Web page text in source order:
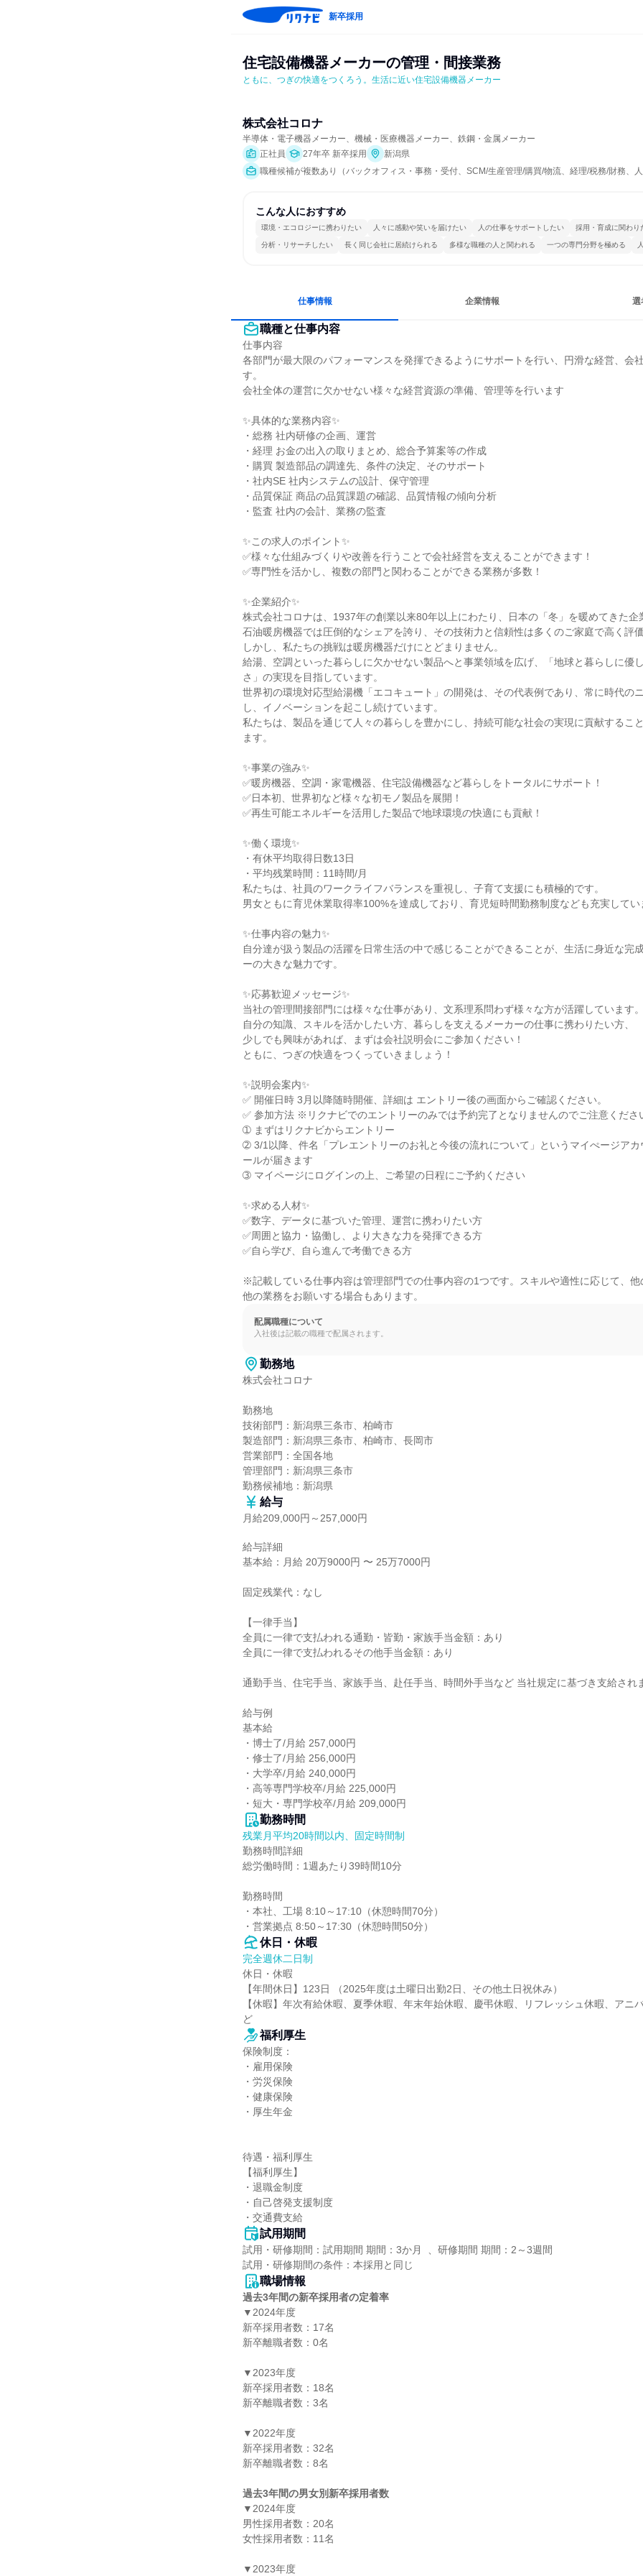
新卒採用
住宅設備機器メーカーの管理・間接業務
ともに、つぎの快適をつくろう。生活に近い住宅設備機器メーカー
株式会社コロナ
半導体・電子機器メーカー、機械・医療機器メーカー、鉄鋼・金属メーカー
正社員
27年卒 新卒採用
新潟県
職種候補が複数あり（バックオフィス・事務・受付、SCM/生産管理/購買/物流、経理/税務/財務、
こんな人におすすめ
環境・エコロジーに携わりたい 人々に感動や笑いを届けたい 人の仕事をサポートしたい 採用・育成に関わり
分析・リサーチしたい 長く同じ会社に居続けられる 多様な職種の人と関われる 一つの専門分野を極める
仕事情報 企業情報 選
職種と仕事内容
仕事内容
各部門が最大限のパフォーマンスを発揮できるようにサポートを行い、円滑な経営、会
す。
会社全体の運営に欠かせない様々な経営資源の準備、管理等を行います
✨具体的な業務内容✨
・総務 社内研修の企画、運営
・経理 お金の出入の取りまとめ、総合予算案等の作成
・購買 製造部品の調達先、条件の決定、そのサポート
・社内SE 社内システムの設計、保守管理
・品質保証 商品の品質課題の確認、品質情報の傾向分析
・監査 社内の会計、業務の監査
✨この求人のポイント✨
✅様々な仕組みづくりや改善を行うことで会社経営を支えることができます！
✅専門性を活かし、複数の部門と関わることができる業務が多数！
✨企業紹介✨
株式会社コロナは、1937年の創業以来80年以上にわたり、日本の「冬」を暖めてきた企
石油暖房機器では圧倒的なシェアを誇り、その技術力と信頼性は多くのご家庭で高く評
しかし、私たちの挑戦は暖房機器だけにとどまりません。
給湯、空調といった暮らしに欠かせない製品へと事業領域を広げ、「地球と暮らしに優
さ」の実現を目指しています。
世界初の環境対応型給湯機「エコキュート」の開発は、その代表例であり、常に時代の
し、イノベーションを起こし続けています。
私たちは、製品を通じて人々の暮らしを豊かにし、持続可能な社会の実現に貢献するこ
ます。
✨事業の強み✨
✅暖房機器、空調・家電機器、住宅設備機器など暮らしをトータルにサポート！
✅日本初、世界初など様々な初モノ製品を展開！
✅再生可能エネルギーを活用した製品で地球環境の快適にも貢献！
✨働く環境✨
・有休平均取得日数13日
・平均残業時間：11時間/月
私たちは、社員のワークライフバランスを重視し、子育て支援にも積極的です。
男女ともに育児休業取得率100%を達成しており、育児短時間勤務制度なども充実してい
✨仕事内容の魅力✨
自分達が扱う製品の活躍を日常生活の中で感じることができることが、生活に身近な完
ーの大きな魅力です。
✨応募歓迎メッセージ✨
当社の管理間接部門には様々な仕事があり、文系理系問わず様々な方が活躍しています
自分の知識、スキルを活かしたい方、暮らしを支えるメーカーの仕事に携わりたい方、
少しでも興味があれば、まずは会社説明会にご参加ください！
ともに、つぎの快適をつくっていきましょう！
✨説明会案内✨
✅ 開催日時 3月以降随時開催、詳細は エントリー後の画面からご確認ください。
✅ 参加方法 ※リクナビでのエントリーのみでは予約完了となりませんのでご注意くださ
➀ まずはリクナビからエントリー
➁ 3/1以降、件名「プレエントリーのお礼と今後の流れについて」というマイぺージア
ールが届きます
➂ マイページにログインの上、ご希望の日程にご予約ください
✨求める人材✨
✅数字、データに基づいた管理、運営に携わりたい方
✅周囲と協力・協働し、より大きな力を発揮できる方
✅自ら学び、自ら進んで考働できる方
※記載している仕事内容は管理部門での仕事内容の1つです。スキルや適性に応じて、
他の業務をお願いする場合もあります。
配属職種について
入社後は記載の職種で配属されます。
勤務地
株式会社コロナ
勤務地
技術部門：新潟県三条市、柏崎市
製造部門：新潟県三条市、柏崎市、長岡市
営業部門：全国各地
管理部門：新潟県三条市
勤務候補地：新潟県
給与
月給209,000円～257,000円
給与詳細
基本給：月給 20万9000円 〜 25万7000円
固定残業代：なし
【一律手当】
全員に一律で支払われる通勤・皆勤・家族手当金額：あり
全員に一律で支払われるその他手当金額：あり
通勤手当、住宅手当、家族手当、赴任手当、時間外手当など 当社規定に基づき支給され
給与例
基本給
・博士了/月給 257,000円
・修士了/月給 256,000円
・大学卒/月給 240,000円
・高等専門学校卒/月給 225,000円
・短大・専門学校卒/月給 209,000円
勤務時間
残業月平均20時間以内、固定時間制
勤務時間詳細
総労働時間：1週あたり39時間10分
勤務時間
・本社、工場 8:10～17:10（休憩時間70分）
・営業拠点 8:50～17:30（休憩時間50分）
休日・休暇
完全週休二日制
休日・休暇
【年間休日】123日 （2025年度は土曜日出勤2日、その他土日祝休み）
【休暇】年次有給休暇、夏季休暇、年末年始休暇、慶弔休暇、リフレッシュ休暇、アニ
ど
福利厚生
保険制度：
・雇用保険
・労災保険
・健康保険
・厚生年金
待遇・福利厚生
【福利厚生】
・退職金制度
・自己啓発支援制度
・交通費支給
試用期間
試用・研修期間：試用期間 期間：3か月  、研修期間 期間：2～3週間
職場情報
過去3年間の新卒採用者の定着率
▼2024年度
新卒採用者数：17名
新卒離職者数：0名
▼2023年度
新卒採用者数：18名
新卒離職者数：3名
▼2022年度
新卒採用者数：32名
新卒離職者数：8名
過去3年間の男女別新卒採用者数
▼2024年度
男性採用者数：20名
女性採用者数：11名
▼2023年度